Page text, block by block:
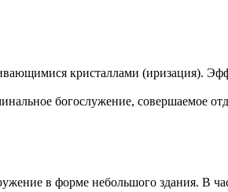
кристаллами (иризация).
богослужение, совершаемое
в форме небольшого здания. В